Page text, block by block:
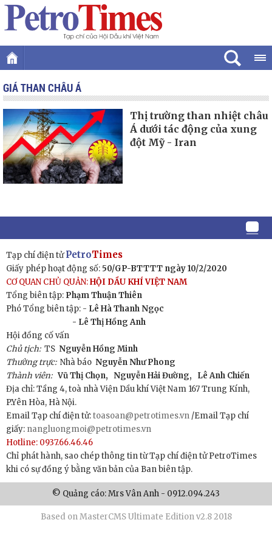
GIÁ THAN CHÂU Á
Thị trường than nhiệt châu
Á dưới tác động của xung
đột Mỹ - Iran
Tạp chí điện tửPetroTimes
Giấy phép hoạt động số: 50/GP-BTTTT ngày 10/2/2020
CƠ QUAN CHỦ QUẢN:HỘI DẦU KHÍ VIỆT NAM
Tổng biên tập: Phạm Thuận Thiên
Phó Tổng biên tập: - Lê Hà Thanh Ngọc
- Lê Thị Hồng Anh
Hội đồng cố vấn
Chủ tịch:TS Nguyễn Hồng Minh
Thường trực: Nhà báo Nguyễn Như Phong
Thành viên: Vũ Thị Chọn, Nguyễn Hải Đường,
Lê Anh Chiến
Địa chỉ: Tầng 4, toà nhà Viện Dầu khí Việt Nam 167 Trung Kính,
P.Yên Hòa, Hà Nội.
Email Tạp chí điện tử:toasoan@petrotimes.vn /Email Tạp chí
giấy: nangluongmoi@petrotimes.vn
Hotline: 0937.66.46.46
Chỉ phát hành, sao chép thông tin từ Tạp chí điện tử PetroTimes
khi có sự đồng ý bằng văn bản của Ban biên tập.
© Quảng cáo: Mrs Vân Anh - 0912.094.243
Based on MasterCMS Ultimate Edition v2.8 2018